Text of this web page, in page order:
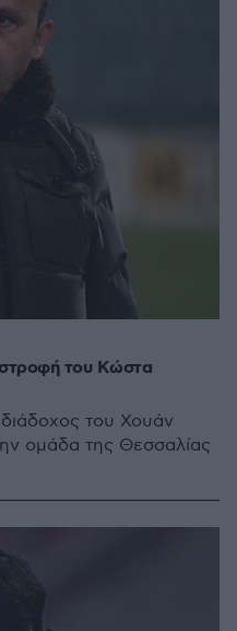
του Κώστα
του Χουάν
ομάδα της Θεσσαλίας